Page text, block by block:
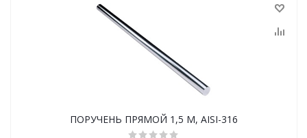
ПОРУЧЕНЬ ПРЯМОЙ 1,5 М, AISI-316